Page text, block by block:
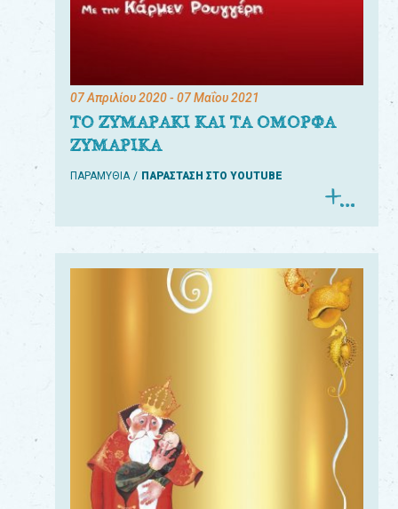
07 Απριλίου 2020- 07 Μαΐου 2021
ΤΟ ΖΥΜΑΡΑΚΙ ΚΑΙ ΤΑ ΟΜΟΡΦΑ
ΖΥΜΑΡΙΚΑ
ΠΑΡΑΜΥΘΙΑ ΠΑΡΑΣΤΑΣΗ ΣΤΟ YOUTUBE